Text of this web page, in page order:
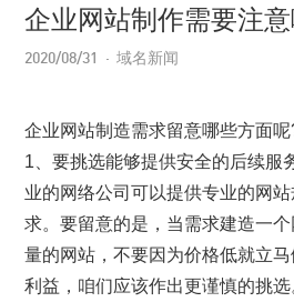
企业网站制作需要注
2020/08/31 域名新闻
企业网站制造需求留意哪些方面呢
1、要挑选能够提供安全的后续服
业的网络公司可以提供专业的网
求。要留意的是，当需求建造一
量的网站，不要因为价格低就立
利益，咱们应该作出更谨慎的挑选